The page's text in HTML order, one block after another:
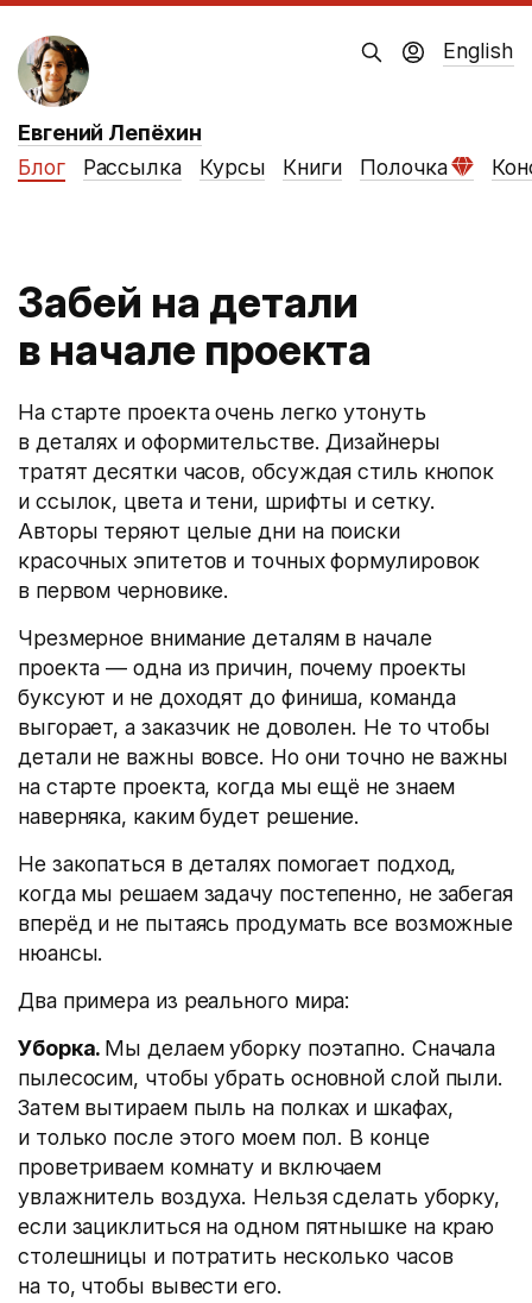
Евгений Лепёхин
Блог
Рассылка Курсы Книги Полочка
English
Забей на детали
в начале проекта
На старте проекта очень легко утонуть
в деталях и оформительстве. Дизайнеры
тратят десятки часов, обсуждая стиль кнопок
и ссылок, цвета и тени, шрифты и сетку.
Авторы теряют целые дни на поиски
красочных эпитетов и точных формулировок
в первом черновике.
Чрезмерное внимание деталям в начале
проекта — одна из причин, почему проекты
буксуют и не доходят до финиша, команда
выгорает, а заказчик не доволен. Не то чтобы
детали не важны вовсе. Но они точно не важны
на старте проекта, когда мы ещё не знаем
наверняка, каким будет решение.
Не закопаться в деталях помогает подход,
когда мы решаем задачу постепенно, не забегая
вперёд и не пытаясь продумать все возможные
нюансы.
Два примера из реального мира:
Уборка. Мы делаем уборку поэтапно. Сначала
пылесосим, чтобы убрать основной слой пыли.
Затем вытираем пыль на полках и шкафах,
и только после этого моем пол. В конце
проветриваем комнату и включаем
увлажнитель воздуха. Нельзя сделать уборку,
если зациклиться на одном пятнышке на краю
столешницы и потратить несколько часов
на то, чтобы вывести его.